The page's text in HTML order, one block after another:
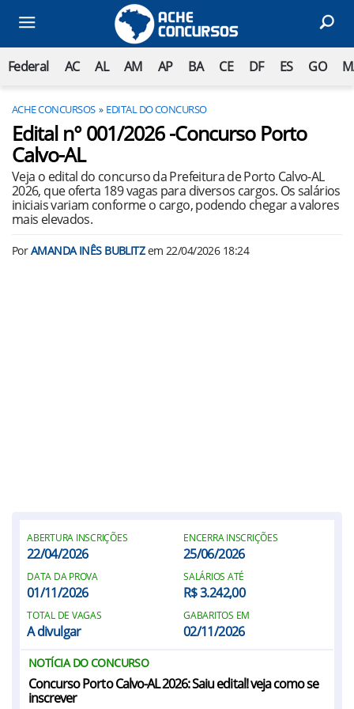
Federal AC AL AM AP BA CE DF ES GO
ACHE CONCURSOS EDITAL DO CONCURSO
Edital n° 001/2026 -Concurso Porto
Calvo-AL
Veja o edital do concurso da Prefeitura de Porto Calvo-AL
2026, que oferta 189 vagas para diversos cargos. Os salários
iniciais variam conforme o cargo, podendo chegar a valores
mais elevados.
PorAMANDA INÊS BUBLITZem 22/04/2026 18:24
ABERTURA INSCRIÇÕES
22/04/2026
ENCERRA INSCRIÇÕES
25/06/2026
DATA DA PROVA
01/11/2026
SALÁRIOS ATÉ
R$ 3.242,00
TOTAL DE VAGAS
A divulgar
GABARITOS EM
02/11/2026
NOTÍCIA DO CONCURSO
Concurso Porto Calvo-AL 2026: Saiu edital! veja como se
inscrever